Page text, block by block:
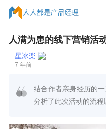
人满为患的线下营销活
星冰楽
7 年前
结合作者亲身经历的
分析了此次活动的流程